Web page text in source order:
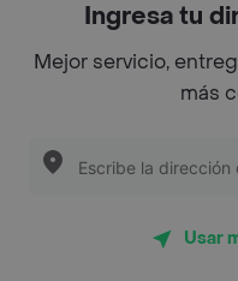
Pide tu comida
Categorías
Únete a Rappi
Ingresa tu
Mejor servicio,
más
Usar